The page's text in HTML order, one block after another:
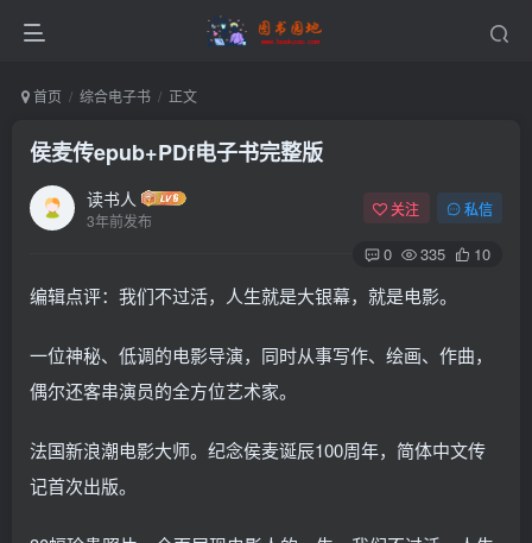
首页 综合电子书 正文
侯麦传epub+PDf电子书完整版
读书人
3年前发布
关注 私信
0 335 10
编辑点评：我们不过活，人生就是大银幕，就是电影。
一位神秘、低调的电影导演，同时从事写作、绘画、作曲，
偶尔还客串演员的全方位艺术家。
法国新浪潮电影大师。纪念侯麦诞辰100周年，简体中文传
记首次出版。